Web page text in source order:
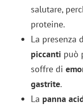
salutare,
proteine.
La presenza
piccanti può
soffre di
gastrite.
La panna